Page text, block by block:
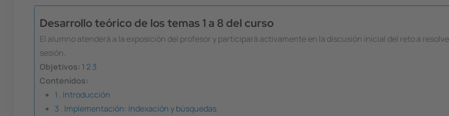
Desarrollo teórico de los temas 1 a 8 del curso
El alumno atenderá a la exposición del profesor y participará activamente en la discusión inicial del reto a
sesión.
Objetivos: 1 23
Contenidos:
1 . Introducción
3 . Implementación: Indexación y búsquedas